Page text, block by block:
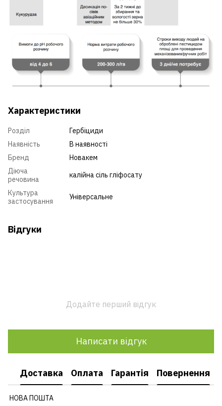
Характеристики
Розділ
Гербіциди
Наявність
В наявності
Бренд
Новакем
Діюча
речовина
калійна сіль гліфосату
Культура
застосування
Універсальне
Відгуки
Додайте перший відгук
Написати відгук
Доставка Оплата Гарантія Повернення
НОВА ПОШТА